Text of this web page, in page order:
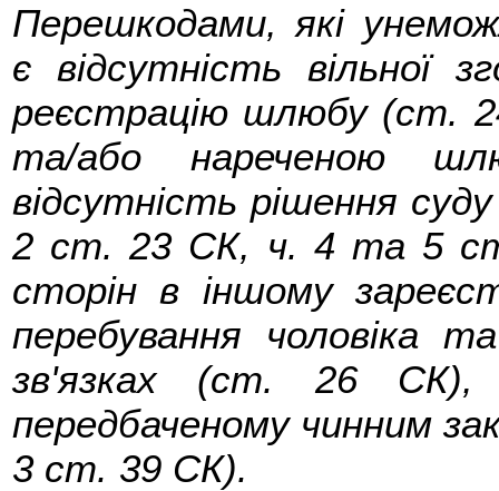
Перешкодами, які
є відсутність вільної
реєстрацію шлюбу (ст.
та/або нареченою
відсутність рішення
2 ст. 23 СК, ч. 4 та 5 ст.
сторін в іншому
перебування чоловіка
зв'язках (ст. 26 СК),
передбаченому чинним
3 ст. 39 СК).